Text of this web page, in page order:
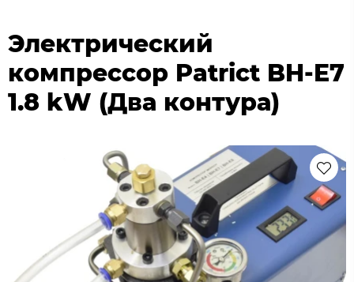
Электрический
компрессор Patriсt BH-E7
1.8 kW (Два контура)